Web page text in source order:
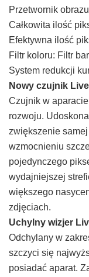
Przetwornik
Całkowita ilość
Efektywna ilość
Filtr koloru: Filtr
System redukcji
Nowy czujnik
Czujnik w
rozwoju.
zwiększenie
wzmocnieniu
pojedynczego
wydajniejszej
większego
zdjęciach.
Uchylny wizjer
Odchylany w
szczyci się
posiadać aparat.